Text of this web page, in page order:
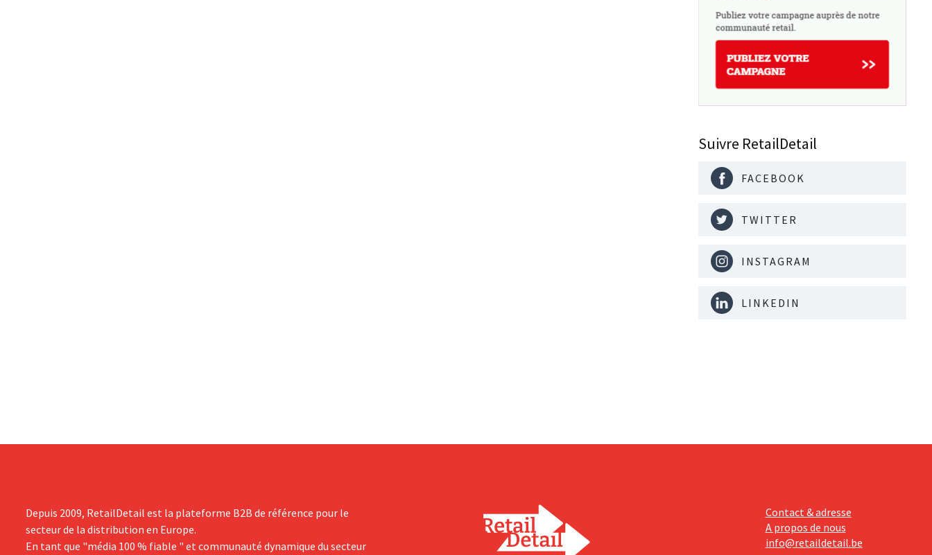
Suivre RetailDetail
FACEBOOK
TWITTER
INSTAGRAM
LINKEDIN
Depuis 2009, RetailDetail est la plateforme B2B de référence pour le
secteur de la distribution en Europe.
En tant que "média 100 % fiable " et communauté dynamique du secteur
Contact & adresse
A propos de nous
info@retaildetail.be